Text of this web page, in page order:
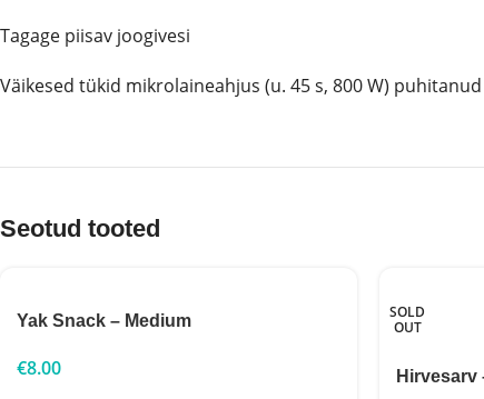
Tagage piisav joogivesi
Väikesed tükid mikrolaineahjus (u. 45 s, 800 W)
Seotud tooted
Yak Snack – Medium
€8.00
SOLD
OUT
Hirvesarv